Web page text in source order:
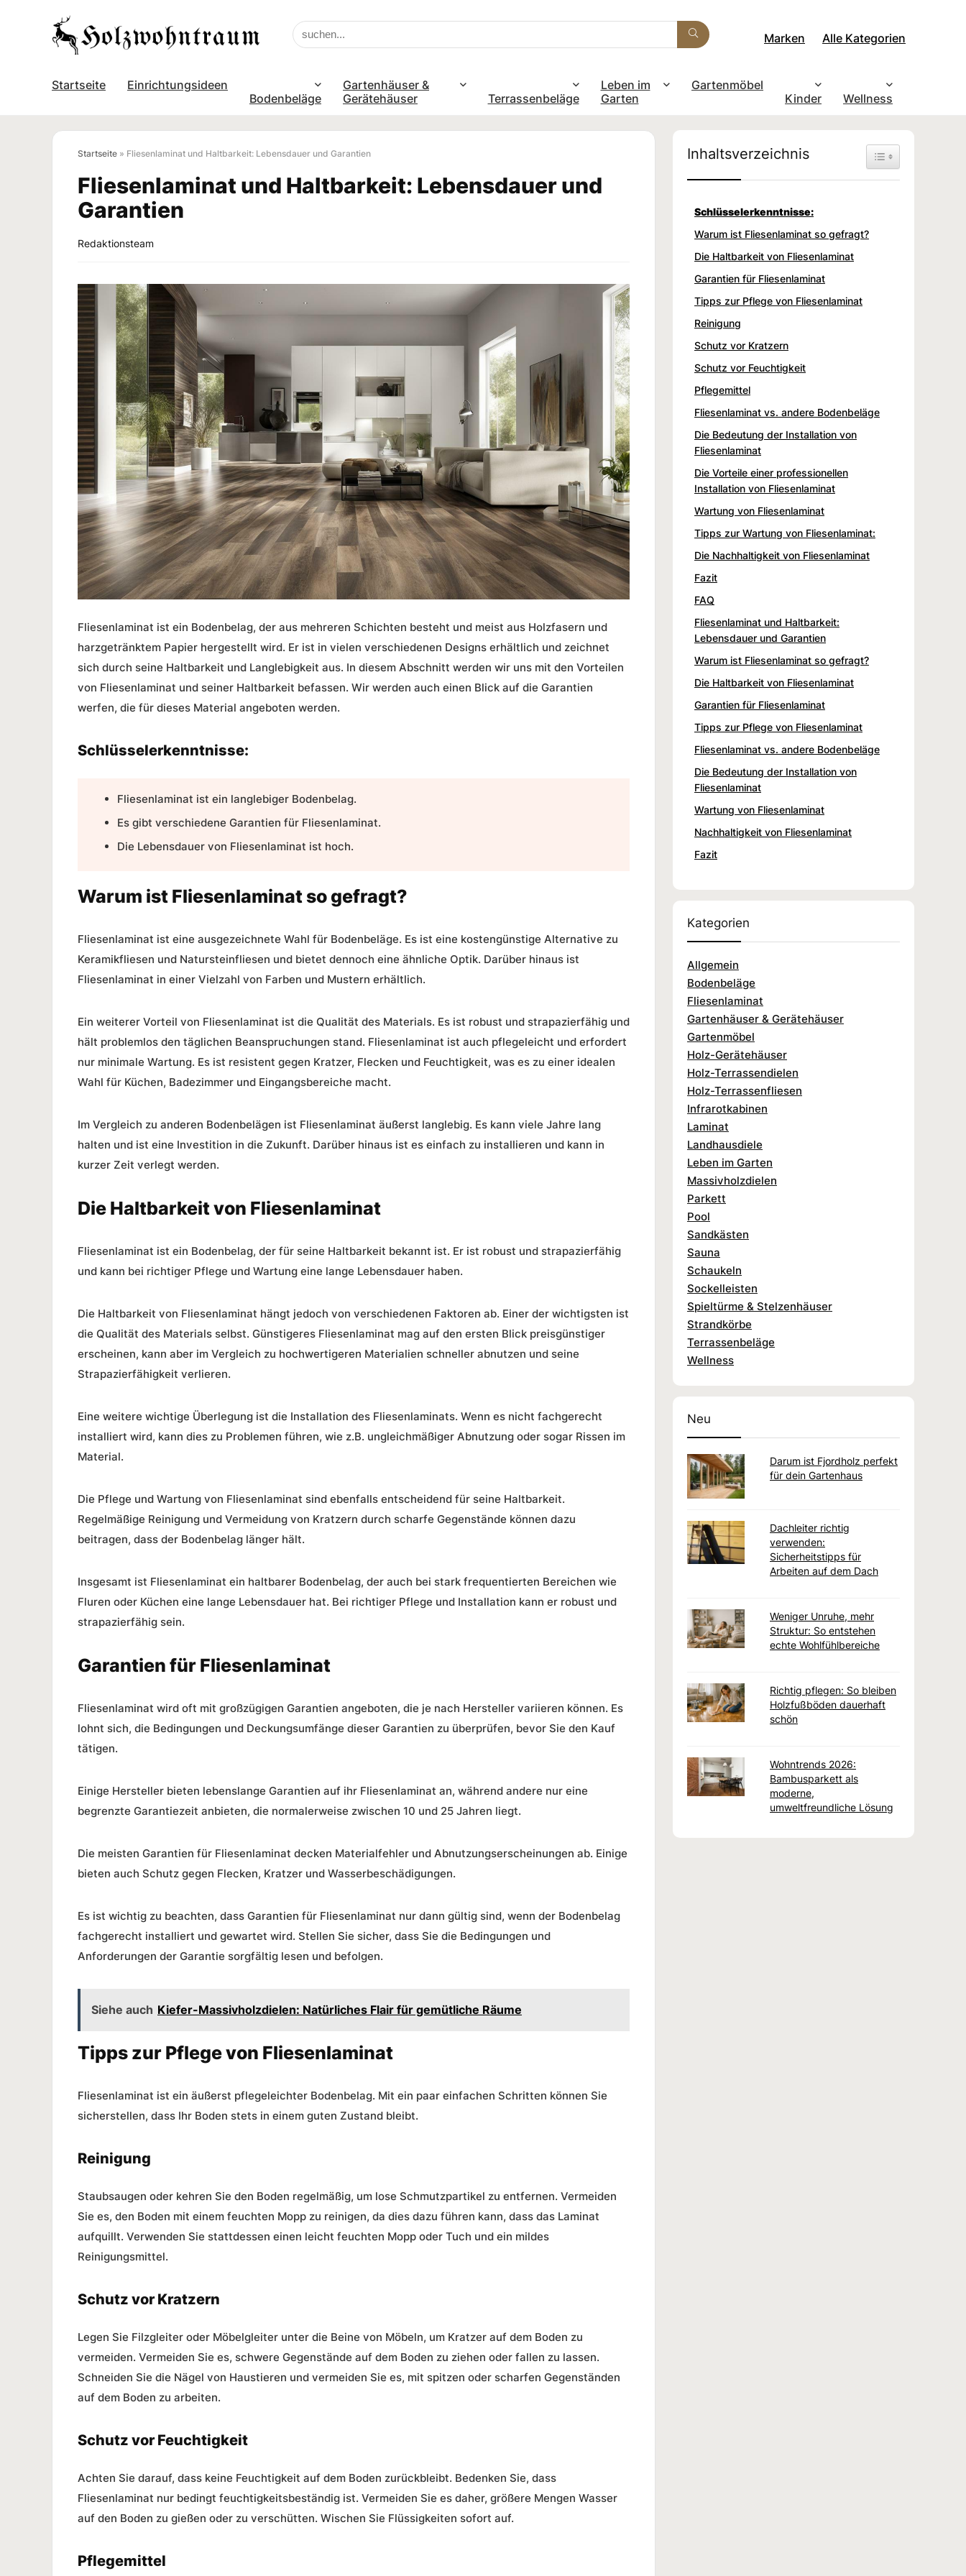
Marken Alle Kategorien
Startseite
Einrichtungsideen
Bodenbeläge
Gartenhäuser &
Gerätehäuser
Terrassenbeläge
Leben im
Garten
Gartenmöbel
Kinder
Wellness
Startseite » Fliesenlaminat und Haltbarkeit: Lebensdauer und Garantien
Fliesenlaminat und Haltbarkeit: Lebensdauer und
Garantien
Redaktionsteam
Fliesenlaminat ist ein Bodenbelag, der aus mehreren Schichten besteht und meist aus Holzfasern und
harzgetränktem Papier hergestellt wird. Er ist in vielen verschiedenen Designs erhältlich und zeichnet
sich durch seine Haltbarkeit und Langlebigkeit aus. In diesem Abschnitt werden wir uns mit den Vorteilen
von Fliesenlaminat und seiner Haltbarkeit befassen. Wir werden auch einen Blick auf die Garantien
werfen, die für dieses Material angeboten werden.
Schlüsselerkenntnisse:
Fliesenlaminat ist ein langlebiger Bodenbelag.
Es gibt verschiedene Garantien für Fliesenlaminat.
Die Lebensdauer von Fliesenlaminat ist hoch.
Warum ist Fliesenlaminat so gefragt?
Fliesenlaminat ist eine ausgezeichnete Wahl für Bodenbeläge. Es ist eine kostengünstige Alternative zu
Keramikfliesen und Natursteinfliesen und bietet dennoch eine ähnliche Optik. Darüber hinaus ist
Fliesenlaminat in einer Vielzahl von Farben und Mustern erhältlich.
Ein weiterer Vorteil von Fliesenlaminat ist die Qualität des Materials. Es ist robust und strapazierfähig und
hält problemlos den täglichen Beanspruchungen stand. Fliesenlaminat ist auch pflegeleicht und erfordert
nur minimale Wartung. Es ist resistent gegen Kratzer, Flecken und Feuchtigkeit, was es zu einer idealen
Wahl für Küchen, Badezimmer und Eingangsbereiche macht.
Im Vergleich zu anderen Bodenbelägen ist Fliesenlaminat äußerst langlebig. Es kann viele Jahre lang
halten und ist eine Investition in die Zukunft. Darüber hinaus ist es einfach zu installieren und kann in
kurzer Zeit verlegt werden.
Die Haltbarkeit von Fliesenlaminat
Fliesenlaminat ist ein Bodenbelag, der für seine Haltbarkeit bekannt ist. Er ist robust und strapazierfähig
und kann bei richtiger Pflege und Wartung eine lange Lebensdauer haben.
Die Haltbarkeit von Fliesenlaminat hängt jedoch von verschiedenen Faktoren ab. Einer der wichtigsten ist
die Qualität des Materials selbst. Günstigeres Fliesenlaminat mag auf den ersten Blick preisgünstiger
erscheinen, kann aber im Vergleich zu hochwertigeren Materialien schneller abnutzen und seine
Strapazierfähigkeit verlieren.
Eine weitere wichtige Überlegung ist die Installation des Fliesenlaminats. Wenn es nicht fachgerecht
installiert wird, kann dies zu Problemen führen, wie z.B. ungleichmäßiger Abnutzung oder sogar Rissen im
Material.
Die Pflege und Wartung von Fliesenlaminat sind ebenfalls entscheidend für seine Haltbarkeit.
Regelmäßige Reinigung und Vermeidung von Kratzern durch scharfe Gegenstände können dazu
beitragen, dass der Bodenbelag länger hält.
Insgesamt ist Fliesenlaminat ein haltbarer Bodenbelag, der auch bei stark frequentierten Bereichen wie
Fluren oder Küchen eine lange Lebensdauer hat. Bei richtiger Pflege und Installation kann er robust und
strapazierfähig sein.
Garantien für Fliesenlaminat
Fliesenlaminat wird oft mit großzügigen Garantien angeboten, die je nach Hersteller variieren können. Es
lohnt sich, die Bedingungen und Deckungsumfänge dieser Garantien zu überprüfen, bevor Sie den Kauf
tätigen.
Einige Hersteller bieten lebenslange Garantien auf ihr Fliesenlaminat an, während andere nur eine
begrenzte Garantiezeit anbieten, die normalerweise zwischen 10 und 25 Jahren liegt.
Die meisten Garantien für Fliesenlaminat decken Materialfehler und Abnutzungserscheinungen ab. Einige
bieten auch Schutz gegen Flecken, Kratzer und Wasserbeschädigungen.
Es ist wichtig zu beachten, dass Garantien für Fliesenlaminat nur dann gültig sind, wenn der Bodenbelag
fachgerecht installiert und gewartet wird. Stellen Sie sicher, dass Sie die Bedingungen und
Anforderungen der Garantie sorgfältig lesen und befolgen.
Siehe auch Kiefer-Massivholzdielen: Natürliches Flair für gemütliche Räume
Tipps zur Pflege von Fliesenlaminat
Fliesenlaminat ist ein äußerst pflegeleichter Bodenbelag. Mit ein paar einfachen Schritten können Sie
sicherstellen, dass Ihr Boden stets in einem guten Zustand bleibt.
Reinigung
Staubsaugen oder kehren Sie den Boden regelmäßig, um lose Schmutzpartikel zu entfernen. Vermeiden
Sie es, den Boden mit einem feuchten Mopp zu reinigen, da dies dazu führen kann, dass das Laminat
aufquillt. Verwenden Sie stattdessen einen leicht feuchten Mopp oder Tuch und ein mildes
Reinigungsmittel.
Schutz vor Kratzern
Legen Sie Filzgleiter oder Möbelgleiter unter die Beine von Möbeln, um Kratzer auf dem Boden zu
vermeiden. Vermeiden Sie es, schwere Gegenstände auf dem Boden zu ziehen oder fallen zu lassen.
Schneiden Sie die Nägel von Haustieren und vermeiden Sie es, mit spitzen oder scharfen Gegenständen
auf dem Boden zu arbeiten.
Schutz vor Feuchtigkeit
Achten Sie darauf, dass keine Feuchtigkeit auf dem Boden zurückbleibt. Bedenken Sie, dass
Fliesenlaminat nur bedingt feuchtigkeitsbeständig ist. Vermeiden Sie es daher, größere Mengen Wasser
auf den Boden zu gießen oder zu verschütten. Wischen Sie Flüssigkeiten sofort auf.
Pflegemittel
Inhaltsverzeichnis Toggle Table of
Schlüsselerkenntnisse:
Warum ist Fliesenlaminat so gefragt?
Die Haltbarkeit von Fliesenlaminat
Garantien für Fliesenlaminat
Tipps zur Pflege von Fliesenlaminat
Reinigung
Schutz vor Kratzern
Schutz vor Feuchtigkeit
Pflegemittel
Fliesenlaminat vs. andere Bodenbeläge
Die Bedeutung der Installation von
Fliesenlaminat
Die Vorteile einer professionellen
Installation von Fliesenlaminat
Wartung von Fliesenlaminat
Tipps zur Wartung von Fliesenlaminat:
Die Nachhaltigkeit von Fliesenlaminat
Fazit
FAQ
Fliesenlaminat und Haltbarkeit:
Lebensdauer und Garantien
Warum ist Fliesenlaminat so gefragt?
Die Haltbarkeit von Fliesenlaminat
Garantien für Fliesenlaminat
Tipps zur Pflege von Fliesenlaminat
Fliesenlaminat vs. andere Bodenbeläge
Die Bedeutung der Installation von
Fliesenlaminat
Wartung von Fliesenlaminat
Nachhaltigkeit von Fliesenlaminat
Fazit
Kategorien
Allgemein
Bodenbeläge
Fliesenlaminat
Gartenhäuser & Gerätehäuser
Gartenmöbel
Holz-Gerätehäuser
Holz-Terrassendielen
Holz-Terrassenfliesen
Infrarotkabinen
Laminat
Landhausdiele
Leben im Garten
Massivholzdielen
Parkett
Pool
Sandkästen
Sauna
Schaukeln
Sockelleisten
Spieltürme & Stelzenhäuser
Strandkörbe
Terrassenbeläge
Wellness
Neu
Darum ist Fjordholz perfekt
für dein Gartenhaus
Dachleiter richtig
verwenden:
Sicherheitstipps für
Arbeiten auf dem Dach
Weniger Unruhe, mehr
Struktur: So entstehen
echte Wohlfühlbereiche
Richtig pflegen: So bleiben
Holzfußböden dauerhaft
schön
Wohntrends 2026:
Bambusparkett als
moderne,
umweltfreundliche Lösung